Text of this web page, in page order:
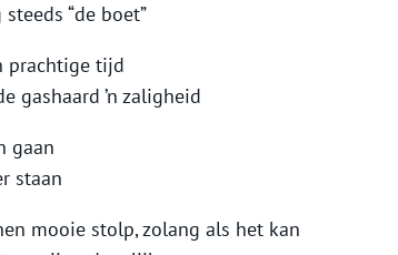
“de boet”
prachtige tijd
gashaard ’n zaligheid
gaan
staan
mooie stolp, zolang als het kan